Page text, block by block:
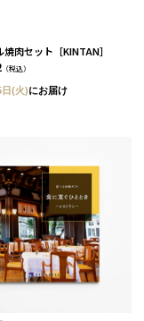
焼肉セット［KINTAN］
（税込）
日(火)にお届け